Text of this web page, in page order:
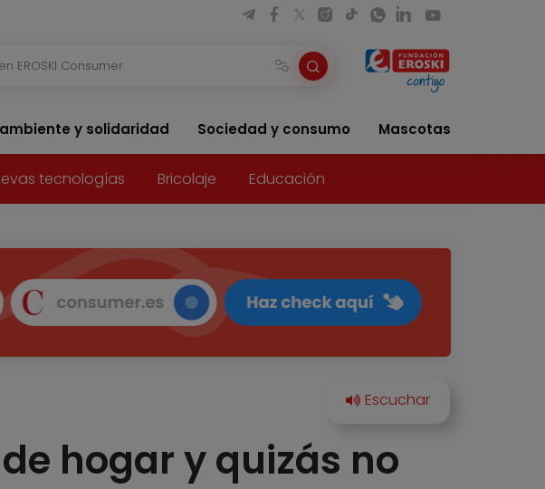
y solidaridad Sociedad y consumo Mascotas
tecnologías Bricolaje Educación
hogar y quizás no